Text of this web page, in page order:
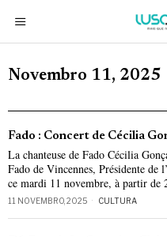
Novembro 11, 2025
Fado : Concert de Cécilia
La chanteuse de Fado Cécilia
Fado de Vincennes, Présidente de
ce mardi 11 novembre, à partir de
11 NOVEMBRO, 2025 CULTURA